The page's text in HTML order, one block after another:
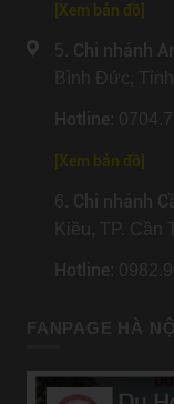
Xem bản đồ
5. Chi nhánh
Bình Đức,
Hotline:
Xem bản đồ
6. Chi nhánh
Kiều, TP. Cần
Hotline:
FANPAGE HÀ